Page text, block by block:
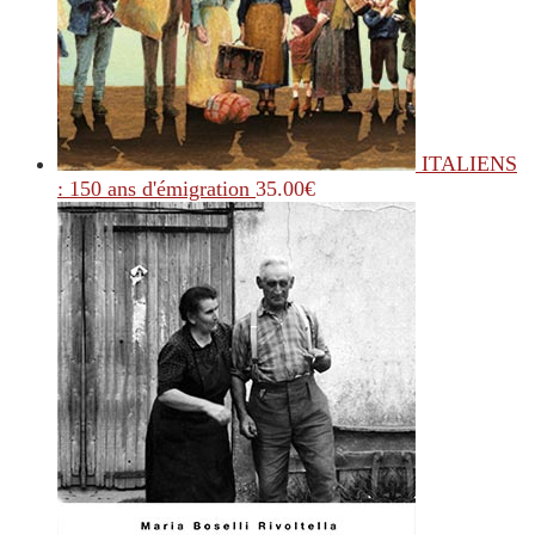
ITALIENS
: 150 ans d'émigration 35.00€